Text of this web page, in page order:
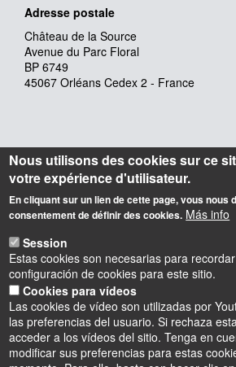
Adresse postale
Château de la Source
Avenue du Parc Floral
BP 6749
45067 Orléans Cedex 2 - France
Nous utilisons des cookies sur ce
votre expérience d'utilisateur.
En cliquant sur un lien de cette page, vous nous
consentement de définir des cookies. Más info
Session
Estas cookies son necesarias para
configuración de cookies para este sitio.
Cookies para vídeos
Las cookies de vídeo son utilizadas por
las preferencias del usuario. Si rechaza
acceder a los vídeos del sitio. Tenga en
modificar sus preferencias para estas